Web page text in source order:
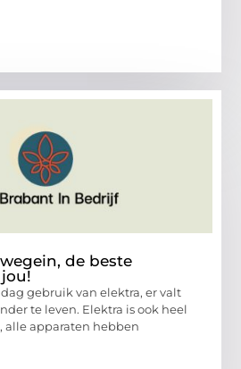
de beste
gebruik van elektra, er valt
te leven. Elektra is ook heel
apparaten hebben